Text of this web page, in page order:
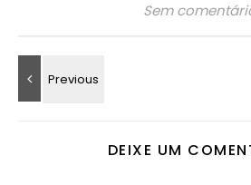
Sem
DEIXE UM